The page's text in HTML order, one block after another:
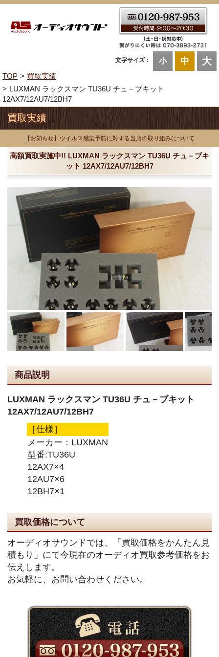
文字サイズ： 小 中 大
TOP
買取実績
LUXMAN ラックスマン TU36U チュ－ブキット
12AX7/12AU7/12BH7
買取実績
【お知らせ】ウイルス感染予防に対する当店の取り組みについて
高額買取実施中!! LUXMAN ラックスマン TU36U チュ－ブキ
ット 12AX7/12AU7/12BH7
商品説明
LUXMAN ラックスマン TU36U チュ－ブキット
12AX7/12AU7/12BH7
［仕様］
メーカー：LUXMAN
型番:TU36U
12AX7×4
12AU7×6
12BH7×1
買取価格について
オーディオサウンドでは、「買取価格をかんたん見
積もり」にて今現在のオーディオ買取参考価格をお
伝えします。
お気軽に、お問い合わせください。